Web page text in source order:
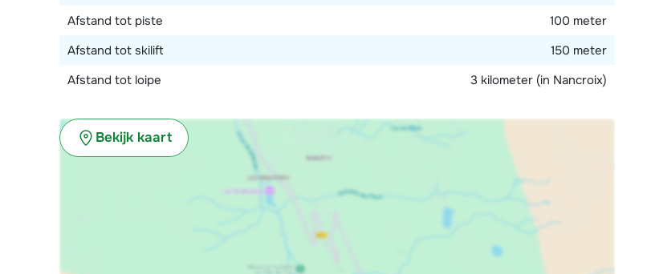
Afstand tot piste
100 meter
Afstand tot skilift
150 meter
Afstand tot loipe
3 kilometer (in Nancroix)
Bekijk kaart